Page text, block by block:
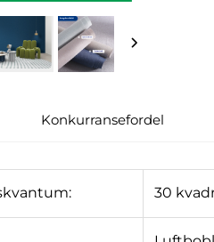
Konkurransefordel
30